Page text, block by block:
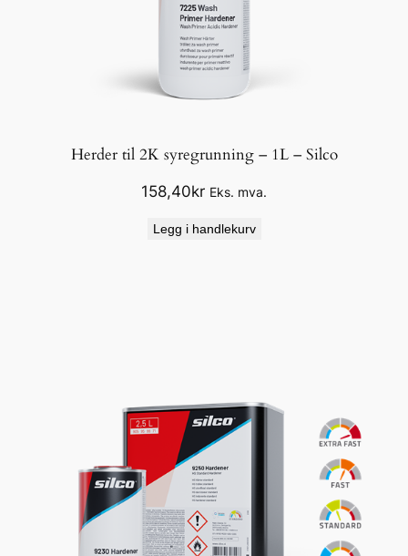
Herder til 2K syregrunning – 1L – Silco
158,40kr Eks. mva.
Legg i handlekurv